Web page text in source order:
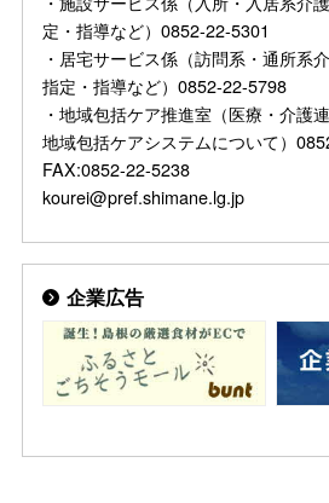
定・指導など）0852-22-5301
・居宅サービス係（訪問系・通所系
指定・指導など）0852-22-5798
・地域包括ケア推進室（医療・介護
地域包括ケアシステムについて）
FAX:0852-22-5238
kourei@pref.shimane.lg.jp
企業広告